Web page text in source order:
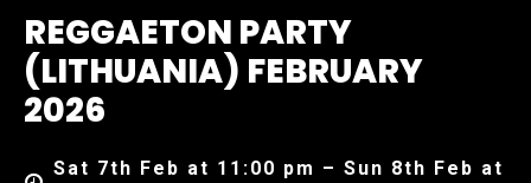
REGGAETON PARTY
(LITHUANIA) FEBRUARY
2026
Sat 7th Feb at 11:00 pm – Sun 8th Feb at